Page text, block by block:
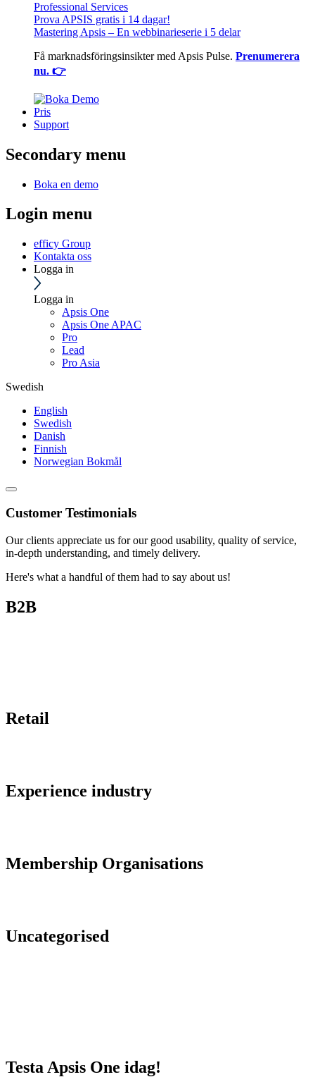
Professional Services
Prova APSIS gratis i 14 dagar!
Mastering Apsis – En webbinarieserie i 5 delar
Få marknadsföringsinsikter med Apsis Pulse. Prenumerera
nu. 👉
Pris
Support
Secondary menu
Boka en demo
Login menu
efficy Group
Kontakta oss
Logga in
Logga in
Apsis One
Apsis One APAC
Pro
Lead
Pro Asia
Swedish
English
Swedish
Danish
Finnish
Norwegian Bokmål
Customer Testimonials
Our clients appreciate us for our good usability, quality of service,
in-depth understanding, and timely delivery.
Here's what a handful of them had to say about us!
B2B
Retail
Experience industry
Membership Organisations
Uncategorised
Testa Apsis One idag!